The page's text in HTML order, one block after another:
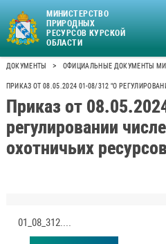
МИНИСТЕРСТВО
ПРИРОДНЫХ
РЕСУРСОВ КУРСКОЙ
ОБЛАСТИ
ДОКУМЕНТЫ > ОФИЦИАЛЬНЫЕ ДОКУМЕНТЫ
ПРИКАЗ ОТ 08.05.2024 01-08/312 "О
Приказ от
регулировании
охотничьих
01_08_312.pdf